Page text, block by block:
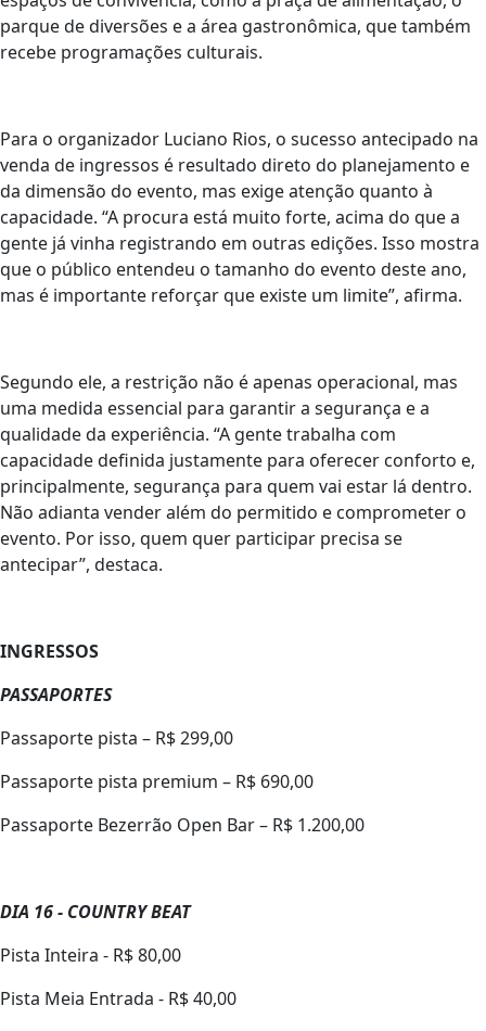
parque de diversões e a área gastronômica, que também
recebe programações culturais.
Para o organizador Luciano Rios, o sucesso antecipado na
venda de ingressos é resultado direto do planejamento e
da dimensão do evento, mas exige atenção quanto à
capacidade. “A procura está muito forte, acima do que a
gente já vinha registrando em outras edições. Isso mostra
que o público entendeu o tamanho do evento deste ano,
mas é importante reforçar que existe um limite”, afirma.
Segundo ele, a restrição não é apenas operacional, mas
uma medida essencial para garantir a segurança e a
qualidade da experiência. “A gente trabalha com
capacidade definida justamente para oferecer conforto e,
principalmente, segurança para quem vai estar lá dentro.
Não adianta vender além do permitido e comprometer o
evento. Por isso, quem quer participar precisa se
antecipar”, destaca.
INGRESSOS
PASSAPORTES
Passaporte pista – R$ 299,00
Passaporte pista premium – R$ 690,00
Passaporte Bezerrão Open Bar – R$ 1.200,00
DIA 16 - COUNTRY BEAT
Pista Inteira - R$ 80,00
Pista Meia Entrada - R$ 40,00